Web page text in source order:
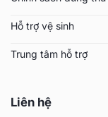
Hỗ trợ vệ sinh
Trung tâm hỗ trợ
Liên hệ